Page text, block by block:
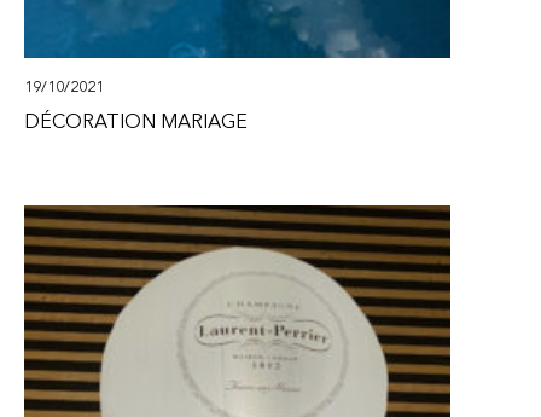
19/10/2021
DÉCORATION MARIAGE